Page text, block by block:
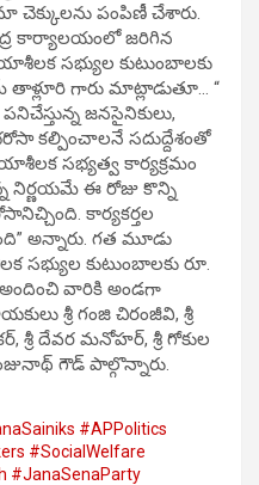
చెక్కులను పంపిణీ చేశారు.
కార్యాలయంలో జరిగిన
సభ్యుల కుటుంబాలకు
తాళ్లూరి గారు మాట్లాడుతూ… “
జనసైనికులు,
కల్పించాలనే సదుద్దేశంతో
సభ్యత్వ కార్యక్రమం
నిర్ణయమే ఈ రోజు కొన్ని
కార్యకర్తల
అన్నారు. గత మూడు
సభ్యుల కుటుంబాలకు రూ.
అందించి వారికి అండగా
శ్రీ గంజి చిరంజీవి, శ్రీ
శ్రీ దేవర మనోహర్, శ్రీ గోకుల
గౌడ్ పాల్గొన్నారు.
#APPolitics
#SocialWelfare
#JanaSenaParty